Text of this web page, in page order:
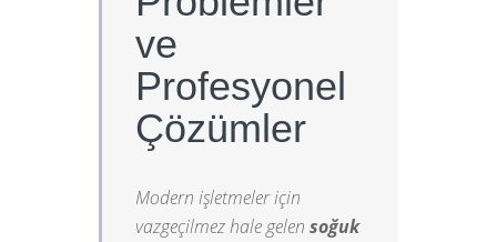
ve
Profesyonel
Çözümler
Modern işletmeler için
vazgeçilmez hale gelen soğuk